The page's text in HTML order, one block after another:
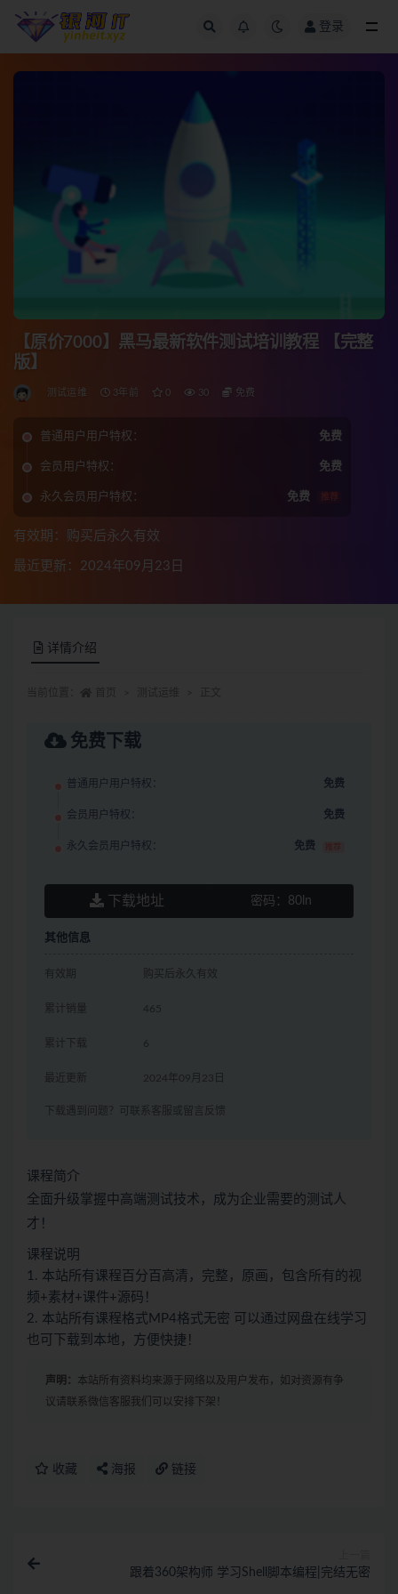
登录
【原价7000】黑马最新软件测试培训教程 【完整
版】
测试运维 3年前 0 30 免费
普通用户用户特权： 免费
会员用户特权： 免费
永久会员用户特权： 免费 推荐
有效期：购买后永久有效
最近更新：2024年09月23日
详情介绍
免费下载
普通用户用户特权： 免费
会员用户特权： 免费
永久会员用户特权： 免费 推荐
下载地址 密码： 80ln
其他信息
有效期 购买后永久有效
累计销量 465
累计下载 6
最近更新 2024年09月23日
下载遇到问题？可联系客服或留言反馈
课程简介
全面升级掌握中高端测试技术，成为企业需要的测试人
才！
课程说明
1. 本站所有课程百分百高清，完整，原画，包含所有的视
频+素材+课件+源码！
2. 本站所有课程格式MP4格式无密 可以通过网盘在线学习
也可下载到本地，方便快捷！
声明： 本站所有资料均来源于网络以及用户发布，如对资源有争
议请联系微信客服我们可以安排下架！
收藏 海报 链接
跟着360架构师 学习Shell脚本编程|完结无密